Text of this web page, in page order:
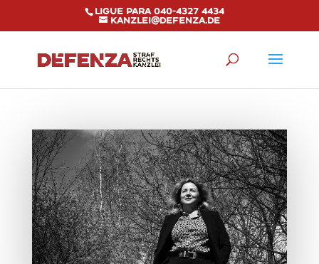
Ligue para 040-4327 4434
kanzlei@defenza.de